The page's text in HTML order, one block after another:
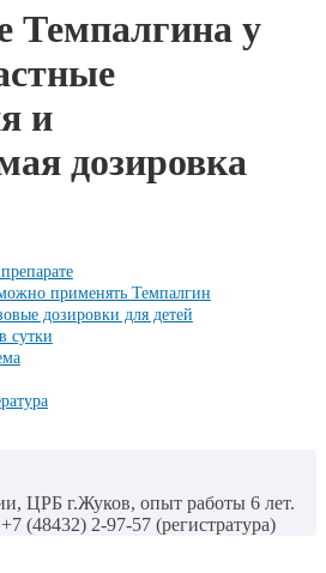
Темпалгина у
и
дозировка
применять Темпалгин
дозировки для детей
сутки
ЦРБ г.Жуков, опыт работы 6 лет.
(48432) 2-97-57 (регистратура)